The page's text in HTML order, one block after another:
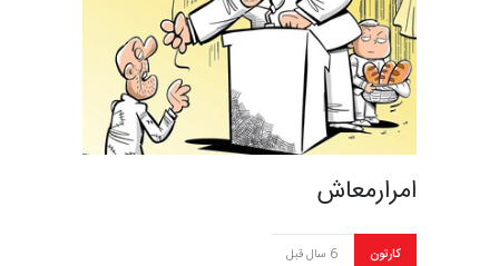
امرارمعاش
کارتون 6 سال قبل